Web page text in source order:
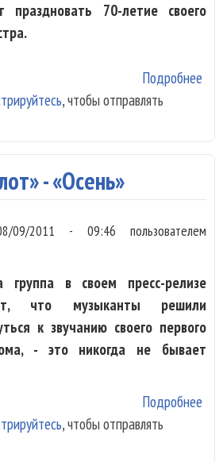
праздновать 70-летие своего
Подробнее
, чтобы отправлять
- «Осень»
09/2011 - 09:46 пользователем
группа в своем пресс-релизе
что музыканты решили
к звучанию своего первого
- это никогда не бывает
Подробнее
, чтобы отправлять